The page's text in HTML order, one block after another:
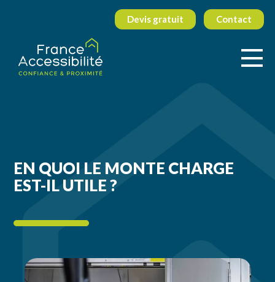
Devis gratuit Contact
EN QUOI LE MONTE CHARGE
EST-IL UTILE ?